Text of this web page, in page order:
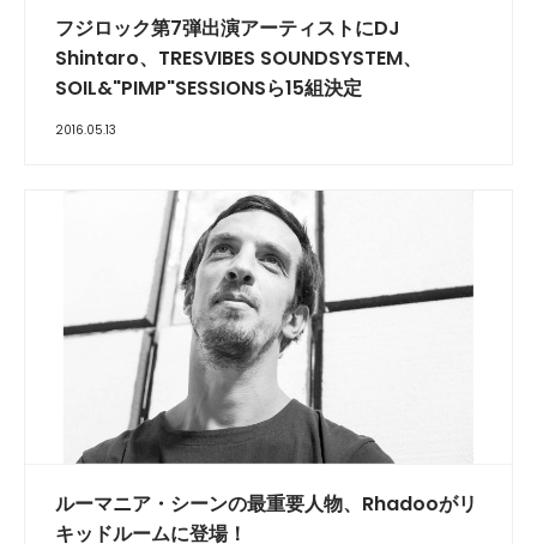
フジロック第7弾出演アーティストにDJ
Shintaro、TRESVIBES SOUNDSYSTEM、
SOIL&"PIMP"SESSIONSら15組決定
2016.05.13
ルーマニア・シーンの最重要人物、Rhadooがリ
キッドルームに登場！